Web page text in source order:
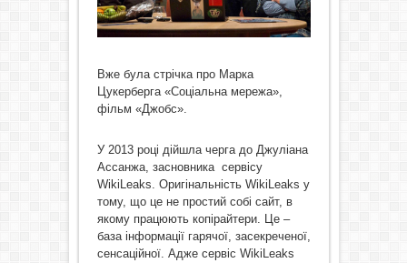
Вже була стрічка про Марка
Цукерберга «Соціальна мережа»,
фільм «Джобс».
У 2013 році дійшла черга до Джуліана
Ассанжа, засновника сервісу
WikiLeaks. Оригінальність WikiLeaks у
тому, що це не простий собі сайт, в
якому працюють копірайтери. Це –
база інформації гарячої, засекреченої,
сенсаційної. Адже сервіс WikiLeaks